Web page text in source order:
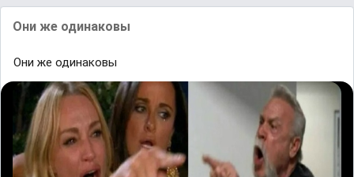
Они жe одинакоʙы
Они жe одинакоʙы